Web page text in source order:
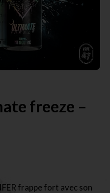
freeze –
frappe fort avec son